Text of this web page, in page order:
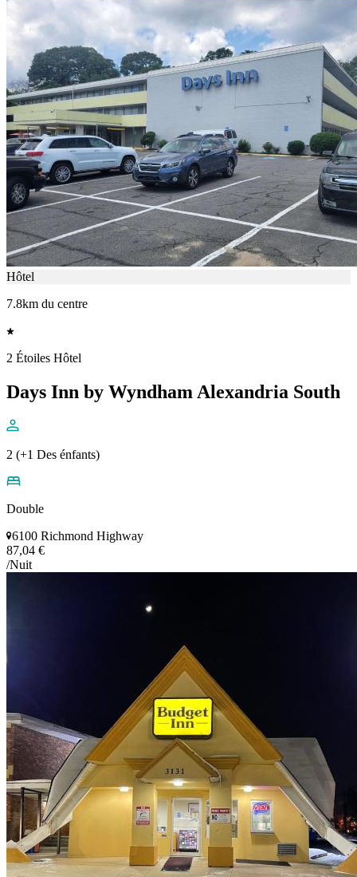
Hôtel
7.8km du centre
2 Étoiles Hôtel
Days Inn by Wyndham Alexandria South
2 (+1 Des énfants)
Double
6100 Richmond Highway
87,04 €
/Nuit